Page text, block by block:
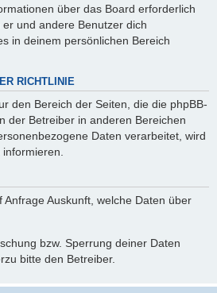
über das Board erforderlich
und andere Benutzer dich
in deinem persönlichen Bereich
RICHTLINIE
den Bereich der Seiten, die die phpBB-
der Betreiber in anderen Bereichen
Daten verarbeitet, wird
Auskunft, welche Daten über
bzw. Sperrung deiner Daten
bitte den Betreiber.